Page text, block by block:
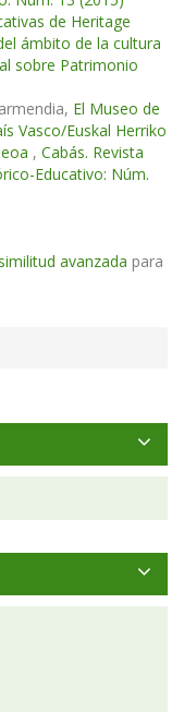
de Heritage
ámbito de la cultura
sobre Patrimonio
El Museo de
Vasco/Euskal Herriko
, Cabás. Revista
Educativo: Núm.
avanzada para